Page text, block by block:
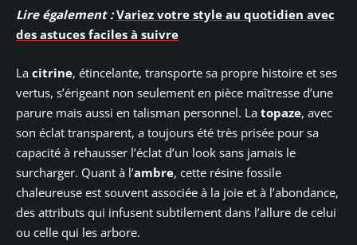
Lire également : Variez votre style au quotidien avec
des astuces faciles à suivre
La citrine, étincelante, transporte sa propre histoire et ses
vertus, s’érigeant non seulement en pièce maîtresse d’une
parure mais aussi en talisman personnel. La topaze, avec
son éclat transparent, a toujours été très prisée pour sa
capacité à rehausser l’éclat d’un look sans jamais le
surcharger. Quant à l’ambre, cette résine fossile
chaleureuse est souvent associée à la joie et à l’abondance,
des attributs qui infusent subtilement dans l’allure de celui
ou celle qui les arbore.